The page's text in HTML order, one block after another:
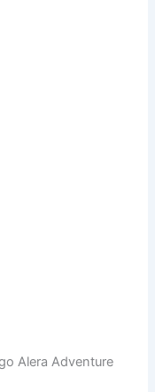
Alera Adventure